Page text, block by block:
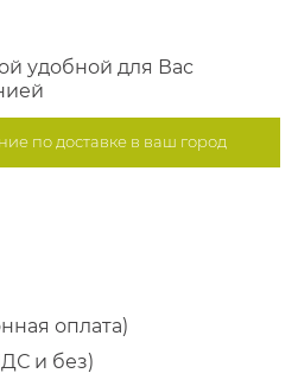
удобной для Вас
подоставке в ваш город
оплата)
и без)